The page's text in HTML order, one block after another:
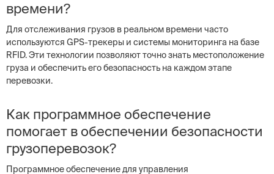
времени?
Для отслеживания грузов в реальном времени часто
используются GPS-трекеры и системы мониторинга на базе
RFID. Эти технологии позволяют точно знать местоположение
груза и обеспечить его безопасность на каждом этапе
перевозки.
Как программное обеспечение
помогает в обеспечении безопасности
грузоперевозок?
Программное обеспечение для управления